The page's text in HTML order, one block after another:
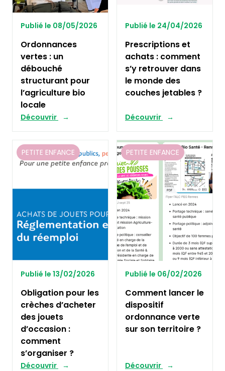
Publié le 08/05/2026
Ordonnances
vertes : un
débouché
structurant pour
l’agriculture bio
locale
Découvrir
Publié le 24/04/2026
Prescriptions et
achats : comment
s’y retrouver dans
le monde des
couches jetables ?
Découvrir
PETITE ENFANCE
Publié le 13/02/2026
Obligation pour les
crèches d’acheter
des jouets
d’occasion :
comment
s’organiser ?
Découvrir
PETITE ENFANCE
Publié le 06/02/2026
Comment lancer le
dispositif
ordonnance verte
sur son territoire ?
Découvrir